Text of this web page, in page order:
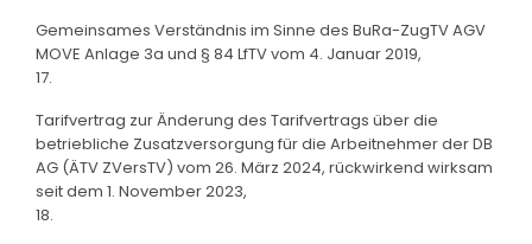
Gemeinsames Verständnis im Sinne des BuRa-ZugTV AGV
MOVE Anlage 3a und § 84 LfTV vom 4. Januar 2019,
17.
Tarifvertrag zur Änderung des Tarifvertrags über die
betriebliche Zusatzversorgung für die Arbeitnehmer der DB
AG (ÄTV ZVersTV) vom 26. März 2024, rückwirkend wirksam
seit dem 1. November 2023,
18.